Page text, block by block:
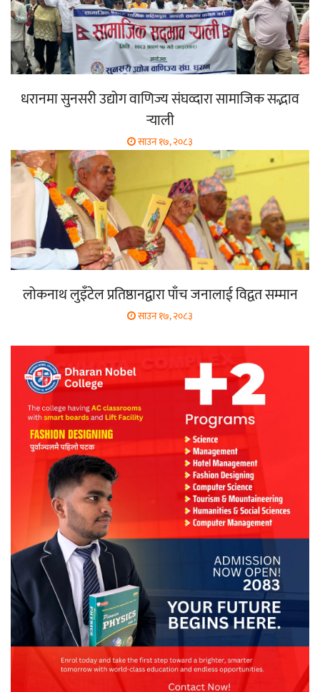
धरानमा सुनसरी उद्योग वाणिज्य संघव्दारा सामाजिक सद्भाव
र्‍याली
साउन १७, २०८३
लोकनाथ लुइँटेल प्रतिष्ठानद्वारा पाँच जनालाई विद्वत सम्मान
साउन १७, २०८३